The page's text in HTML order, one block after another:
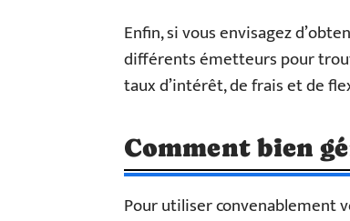
Enfin, si vous envisagez
différents émetteurs pour
taux d’intérêt, de frais et de
Comment bien
Pour utiliser convenablement